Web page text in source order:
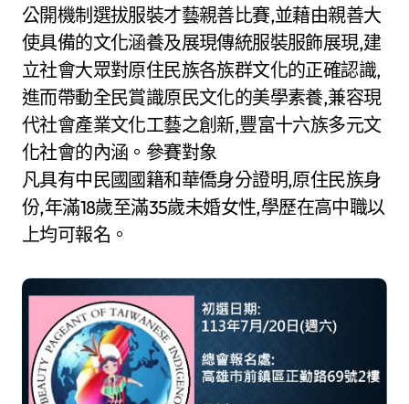
公開機制選拔服裝才藝親善比賽,並藉由親善大
使具備的文化涵養及展現傳統服裝服飾展現,建
立社會大眾對原住民族各族群文化的正確認識,
進而帶動全民賞識原民文化的美學素養,兼容現
代社會產業文化工藝之創新,豐富十六族多元文
化社會的內涵。參賽對象
凡具有中民國國籍和華僑身分證明,原住民族身
份,年滿18歲至滿35歲未婚女性,學歷在高中職以
上均可報名。